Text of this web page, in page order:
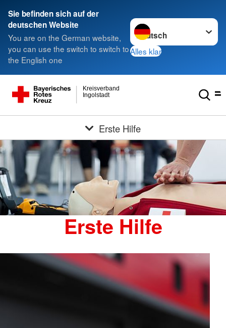
Sie befinden sich auf der
deutschen Website
You are on the German website,
you can use the switch to switch to
the English one
Sprache wechseln zu
Alles klar
Ingolstadt
Kreisverband
Erste Hilfe
Erste Hilfe